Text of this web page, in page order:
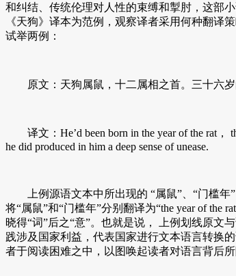
和纠结、传统伦理对人性的束缚和掣肘，这部
《天狗》译本为范例，观察译者采用何种翻译
试举两例：
原文：天狗属鼠，十二属相之首。三十六岁
译文：He’d been born in the year of the rat，
he did produced in him a deep sense of unease.
上例源语文本中所出现的 “属鼠”、“门槛年”
将“属鼠”和“门槛年”分别翻译为“the year of the
晓得“词”后之“意”。也就是说， 上例划线原文
践涉及国家利益，代表国家进行文本语言转换
者于阅读困难之中，以图唤起读者对语言背后